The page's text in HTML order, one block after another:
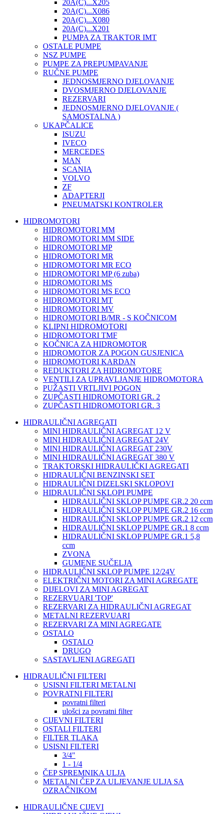
20A(C)...X205
20A(C)...X086
20A(C)...X080
20A(C)...X201
PUMPA ZA TRAKTOR IMT
OSTALE PUMPE
NSZ PUMPE
PUMPE ZA PREPUMPAVANJE
RUČNE PUMPE
JEDNOSMJERNO DJELOVANJE
DVOSMJERNO DJELOVANJE
REZERVARI
JEDNOSMJERNO DJELOVANJE (
SAMOSTALNA )
UKAPČALICE
ISUZU
IVECO
MERCEDES
MAN
SCANIA
VOLVO
ZF
ADAPTERJI
PNEUMATSKI KONTROLER
HIDROMOTORI
HIDROMOTORI MM
HIDROMOTORI MM SIDE
HIDROMOTORI MP
HIDROMOTORI MR
HIDROMOTORI MR ECO
HIDROMOTORI MP (6 zuba)
HIDROMOTORI MS
HIDROMOTORI MS ECO
HIDROMOTORI MT
HIDROMOTORI MV
HIDROMOTORI B/MR - S KOČNICOM
KLIPNI HIDROMOTORI
HIDROMOTORI TMF
KOČNICA ZA HIDROMOTOR
HIDROMOTOR ZA POGON GUSJENICA
HIDROMOTORI KARDAN
REDUKTORI ZA HIDROMOTORE
VENTILI ZA UPRAVLJANJE HIDROMOTORA
PUŽASTI VRTLJIVI POGON
ZUPČASTI HIDROMOTORI GR. 2
ZUPČASTI HIDROMOTORI GR. 3
HIDRAULIČNI AGREGATI
MINI HIDRAULIČNI AGREGAT 12 V
MINI HIDRAULIČNI AGREGAT 24V
MINI HIDRAULIČNI AGREGAT 230V
MINI HIDRAULIČNI AGREGAT 380 V
TRAKTORSKI HIDRAULIČKI AGREGATI
HIDRAULIČNI BENZINSKI SET
HIDRAULIČNI DIZELSKI SKLOPOVI
HIDRAULIČNI SKLOPI PUMPE
HIDRAULIČNI SKLOP PUMPE GR.2 20 ccm
HIDRAULIČNI SKLOP PUMPE GR.2 16 ccm
HIDRAULIČNI SKLOP PUMPE GR.2 12 ccm
HIDRAULIČNI SKLOP PUMPE GR.1 8 ccm
HIDRAULIČNI SKLOP PUMPE GR.1 5,8
ccm
ZVONA
GUMENE SUČELJA
HIDRAULIČNI SKLOP PUMPE 12/24V
ELEKTRIČNI MOTORI ZA MINI AGREGATE
DIJELOVI ZA MINI AGREGAT
REZERVUARI 'TOP'
REZERVARI ZA HIDRAULIČNI AGREGAT
METALNI REZERVUARI
REZERVARI ZA MINI AGREGATE
OSTALO
OSTALO
DRUGO
SASTAVLJENI AGREGATI
HIDRAULIČNI FILTERI
USISNI FILTERI METALNI
POVRATNI FILTERI
povratni filteri
ulošci za povratni filter
CIJEVNI FILTERI
OSTALI FILTERI
FILTER TLAKA
USISNI FILTERI
3/4"
1 - 1/4
ČEP SPREMNIKA ULJA
METALNI ČEP ZA ULJEVANJE ULJA SA
OZRAČNIKOM
HIDRAULIČNE CIJEVI